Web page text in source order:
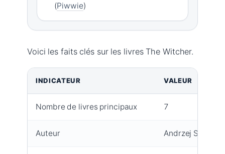
(Piwwie)
Voici les faits clés sur les livres The Witcher.
Faits clés sur les livres The Witcher
INDICATEUR VALEUR
Nombre de livres principaux 7
Auteur Andrzej